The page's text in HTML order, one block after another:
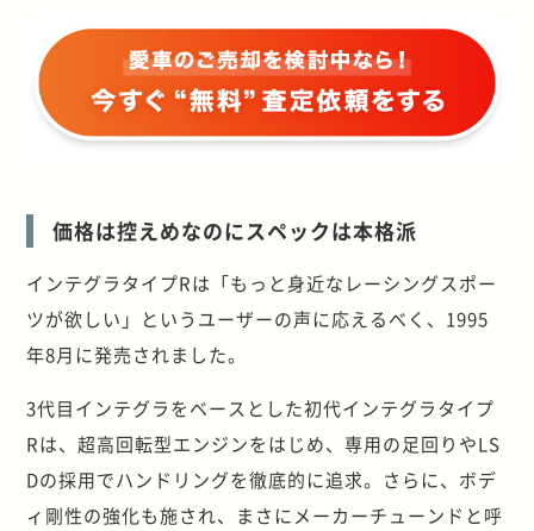
価格は控えめなのにスペックは本格派
インテグラタイプRは「もっと身近なレーシングスポー
ツが欲しい」というユーザーの声に応えるべく、1995
年8月に発売されました。
3代目インテグラをベースとした初代インテグラタイプ
Rは、超高回転型エンジンをはじめ、専用の足回りやLS
Dの採用でハンドリングを徹底的に追求。さらに、ボデ
ィ剛性の強化も施され、まさにメーカーチューンドと呼